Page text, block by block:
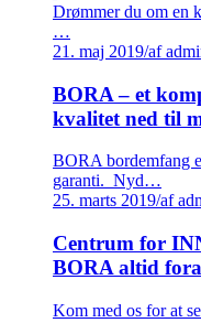
Drømmer du om en
…
21. maj 2019/af
BORA – et
kvalitet ned til
BORA bordemfang
garanti. Nyd…
25. marts 2019/af
Centrum for
BORA altid
Kom med os for at